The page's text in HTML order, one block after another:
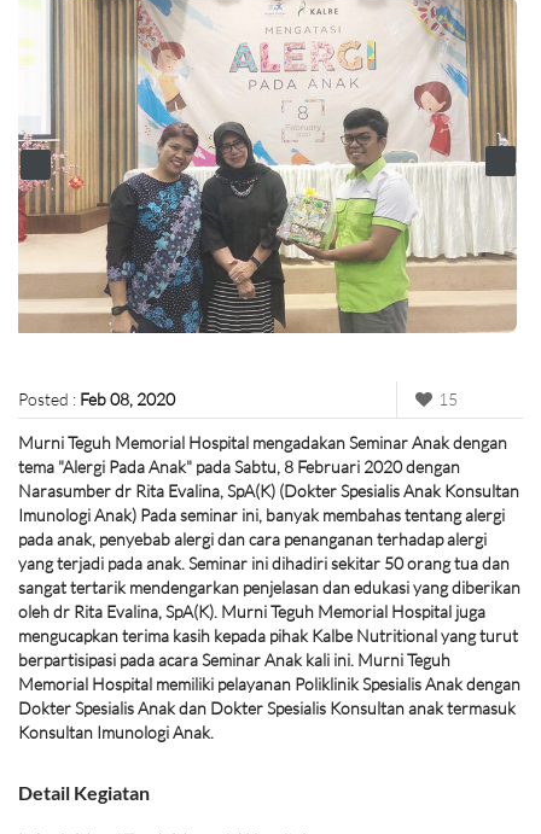
Posted : Feb 08, 2020 15
Murni Teguh Memorial Hospital mengadakan Seminar Anak dengan
tema "Alergi Pada Anak" pada Sabtu, 8 Februari 2020 dengan
Narasumber dr Rita Evalina, SpA(K) (Dokter Spesialis Anak Konsultan
Imunologi Anak) Pada seminar ini, banyak membahas tentang alergi
pada anak, penyebab alergi dan cara penanganan terhadap alergi
yang terjadi pada anak. Seminar ini dihadiri sekitar 50 orang tua dan
sangat tertarik mendengarkan penjelasan dan edukasi yang diberikan
oleh dr Rita Evalina, SpA(K). Murni Teguh Memorial Hospital juga
mengucapkan terima kasih kepada pihak Kalbe Nutritional yang turut
berpartisipasi pada acara Seminar Anak kali ini. Murni Teguh
Memorial Hospital memiliki pelayanan Poliklinik Spesialis Anak dengan
Dokter Spesialis Anak dan Dokter Spesialis Konsultan anak termasuk
Konsultan Imunologi Anak.
Detail Kegiatan